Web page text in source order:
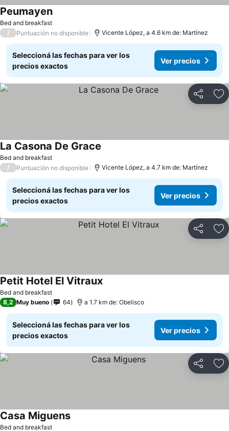
Bed and breakfast
Peumayen
/ Puntuación no disponible Vicente López, a 4.6 km de: Martínez
Seleccioná las fechas para ver los
precios exactos
Ver precios
Compartir
Bed and breakfast
La Casona De Grace
/ Puntuación no disponible Vicente López, a 4.7 km de: Martínez
Seleccioná las fechas para ver los
precios exactos
Ver precios
Compartir
Bed and breakfast
Petit Hotel El Vitraux
8,2 Muy bueno 64 a 1.7 km de: Obelisco
Seleccioná las fechas para ver los
precios exactos
Ver precios
Compartir
Bed and breakfast
Casa Miguens